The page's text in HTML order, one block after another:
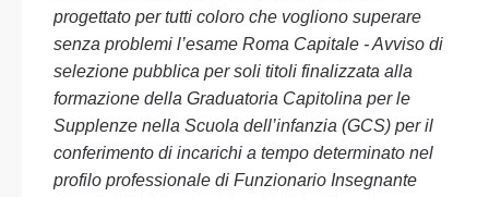
progettato per tutti coloro che vogliono superare
senza problemi l’esame Roma Capitale - Avviso di
selezione pubblica per soli titoli finalizzata alla
formazione della Graduatoria Capitolina per le
Supplenze nella Scuola dell’infanzia (GCS) per il
conferimento di incarichi a tempo determinato nel
profilo professionale di Funzionario Insegnante